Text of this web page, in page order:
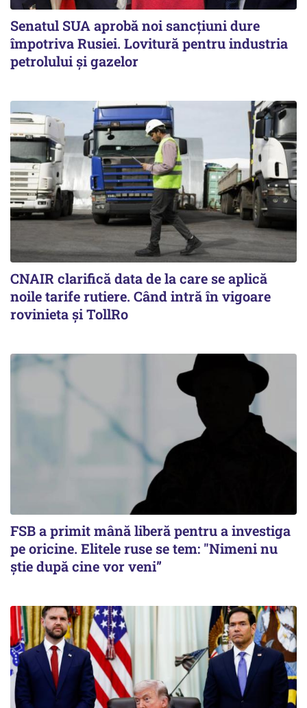
Senatul SUA aprobă noi sancțiuni dure
împotriva Rusiei. Lovitură pentru industria
petrolului și gazelor
CNAIR clarifică data de la care se aplică
noile tarife rutiere. Când intră în vigoare
rovinieta și TollRo
FSB a primit mână liberă pentru a investiga
pe oricine. Elitele ruse se tem: "Nimeni nu
știe după cine vor veni”